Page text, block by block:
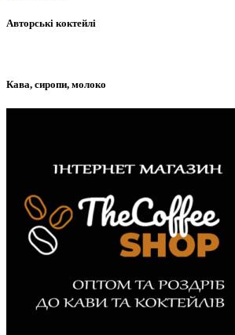
Авторські коктейлі
Кава, сиропи, молоко